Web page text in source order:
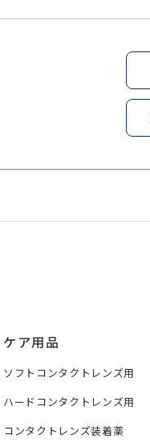
ケア用品
ソフトコンタクトレンズ用
ハードコンタクトレンズ用
コンタクトレンズ装着薬